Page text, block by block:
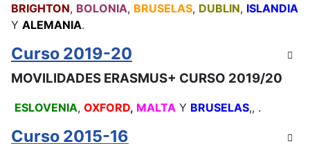
BRIGHTON, BOLONIA, BRUSELAS, DUBLIN, ISLANDIA
Y ALEMANIA.
Curso 2019-20
MOVILIDADES ERASMUS+ CURSO 2019/20
ESLOVENIA, OXFORD, MALTA Y BRUSELAS,, .
Curso 2015-16